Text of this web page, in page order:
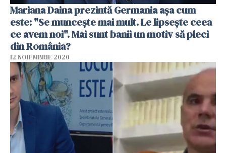
Mariana Daina prezintă Germania aşa cum
este: "Se munceşte mai mult. Le lipseşte ceea
ce avem noi". Mai sunt banii un motiv să pleci
din România?
12 NOIEMBRIE 2020